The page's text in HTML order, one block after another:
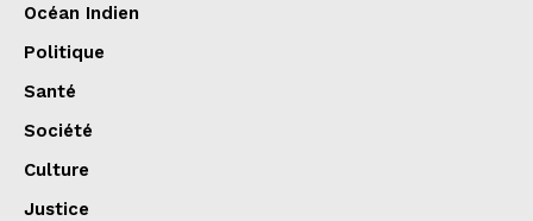
Océan Indien
Politique
Santé
Société
Culture
Justice